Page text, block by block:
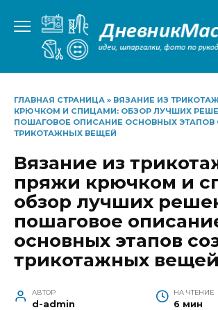
содержанию
ГЛАВНАЯ СТРАНИЦА » ВЯЗАНИЕ ИЗ
КРЮЧКОМ И СПИЦАМИ: ОБЗОР ЛУЧШИХ
ПОШАГОВОЕ ОПИСАНИЕ ОСНОВНЫХ ЭТАПОВ
ТРИКОТАЖНЫХ ВЕЩЕЙ
Вязание из
пряжи крючком и
обзор лучших
пошаговое
основных этапов
трикотажных вещей
АВТОР
d-admin
НА ЧТЕНИЕ
6 мин